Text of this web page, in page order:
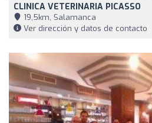
CLINICA VETERINARIA PICASSO
19,5km, Salamanca
Ver dirección y datos de contacto